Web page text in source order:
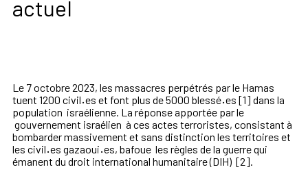
actuel
Le 7 octobre 2023, les massacres perpétrés par le Hamas
tuent 1200 civil·es et font plus de 5000 blessé·es [1] dans la
population israélienne. La réponse apportée par le
gouvernement israélien à ces actes terroristes, consistant à
bombarder massivement et sans distinction les territoires et
les civil·es gazaoui·es, bafoue les règles de la guerre qui
émanent du droit international humanitaire (DIH) [2]